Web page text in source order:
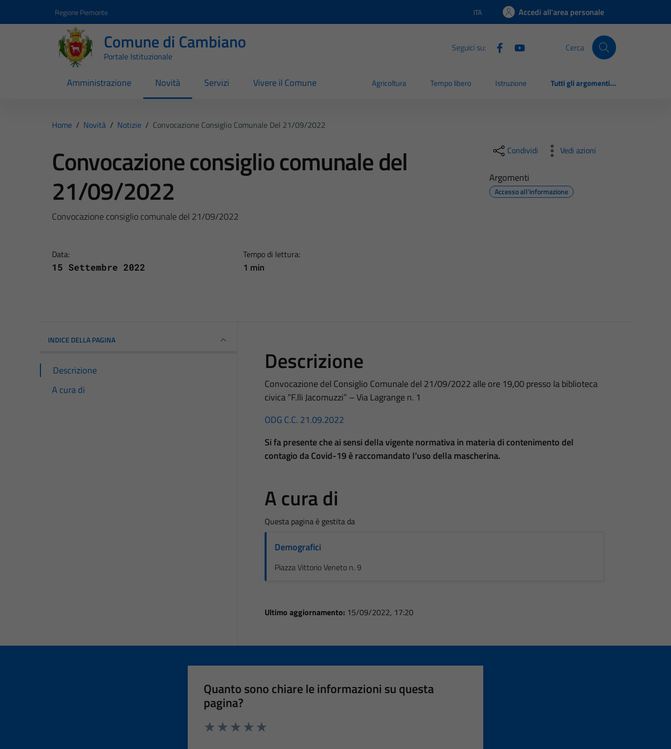
Regione Piemonte Lingua attiva:
ITA Accedi all'area personale
Comune di Cambiano
Portale Istituzionale
Seguici su: Cerca
Amministrazione Novità Servizi Vivere il Comune Agricoltura Tempo libero Istruzione Tutti gli argomenti...
Home / Novità / Notizie / Convocazione Consiglio Comunale Del 21/09/2022
Convocazione consiglio comunale del
21/09/2022
Convocazione consiglio comunale del 21/09/2022
Data:
15 Settembre 2022
Tempo di lettura:
1 min
Condividi Vedi azioni
Argomenti
Accesso all'informazione
INDICE DELLA PAGINA
Descrizione
A cura di
Descrizione
Convocazione del Consiglio Comunale del 21/09/2022 alle ore 19,00 presso la biblioteca
civica “F.lli Jacomuzzi” – Via Lagrange n. 1
ODG C.C. 21.09.2022
Si fa presente che ai sensi della vigente normativa in materia di contenimento del
contagio da Covid-19 è raccomandato l’uso della mascherina.
A cura di
Questa pagina è gestita da
Demografici
Piazza Vittorio Veneto n. 9
Ultimo aggiornamento: 15/09/2022, 17:20
Quanto sono chiare le informazioni su questa
pagina?